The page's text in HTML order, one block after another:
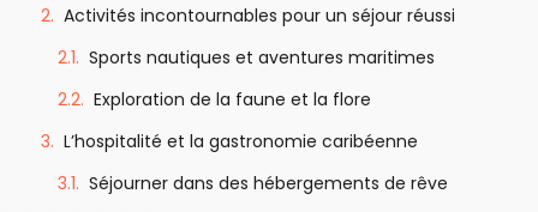
Activités incontournables pour un séjour réussi
Sports nautiques et aventures maritimes
Exploration de la faune et la flore
L’hospitalité et la gastronomie caribéenne
Séjourner dans des hébergements de rêve